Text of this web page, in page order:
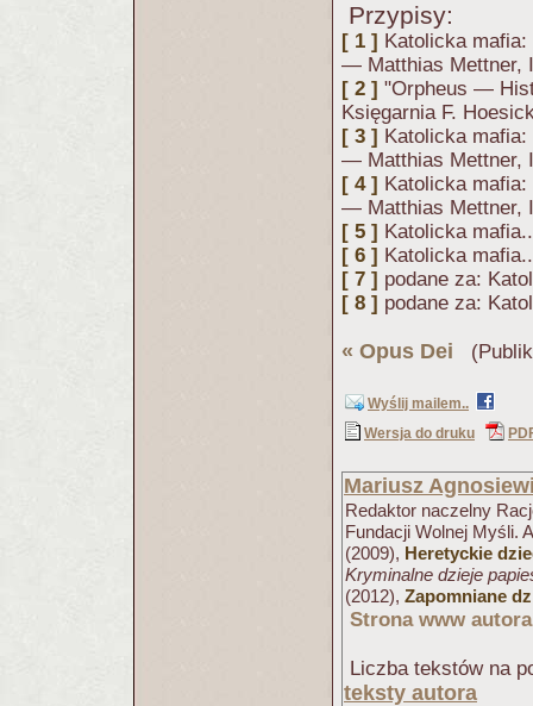
Przypisy:
[ 1 ] Katolicka mafia:
— Matthias Mettner,
[ 2 ] "Orpheus —
Księgarnia F.
[ 3 ] Katolicka mafia:
— Matthias Mettner,
[ 4 ] Katolicka mafia:
— Matthias Mettner,
[ 5 ] Katolicka
[ 6 ] Katolicka
[ 7 ] podane za:
[ 8 ] podane za:
« Opus Dei
Wyślij mailem..
Wersja do druku
Mariusz
Redaktor naczelny
Fundacji Wolnej Myśli.
(2009), Heretyckie
Kryminalne dzieje
(2012), Zapomniane
Strona www autora
Liczba tekstów na
teksty autora